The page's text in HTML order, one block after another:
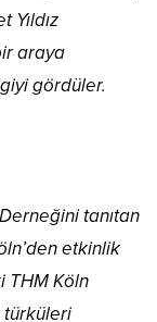
etkinlik
Köln
türküleri
büfeye
ve hatıra